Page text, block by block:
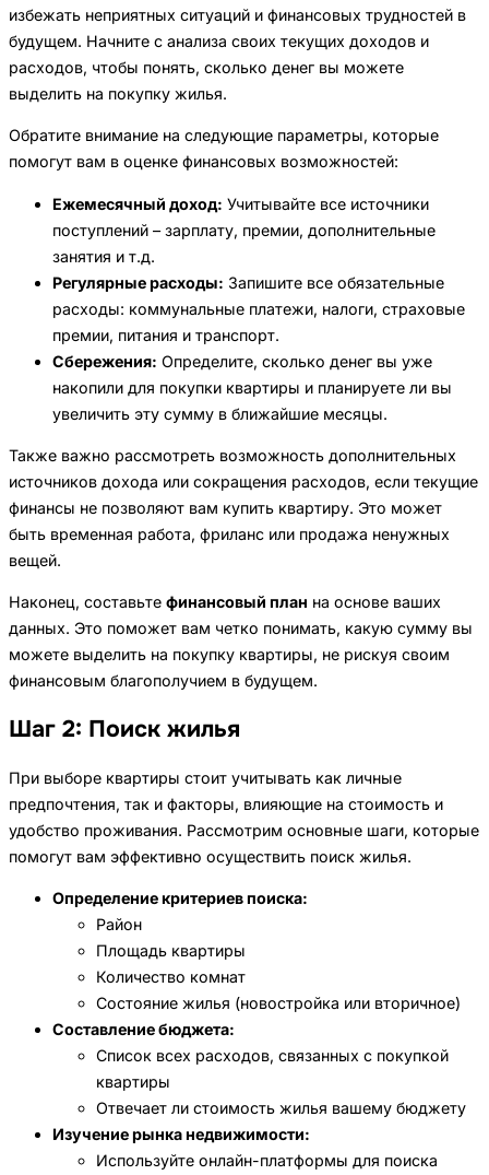
избежать неприятных ситуаций и финансовых трудностей в
будущем. Начните с анализа своих текущих доходов и
расходов, чтобы понять, сколько денег вы можете
выделить на покупку жилья.
Обратите внимание на следующие параметры, которые
помогут вам в оценке финансовых возможностей:
Ежемесячный доход: Учитывайте все источники
поступлений – зарплату, премии, дополнительные
занятия и т.д.
Регулярные расходы: Запишите все обязательные
расходы: коммунальные платежи, налоги, страховые
премии, питания и транспорт.
Сбережения: Определите, сколько денег вы уже
накопили для покупки квартиры и планируете ли вы
увеличить эту сумму в ближайшие месяцы.
Также важно рассмотреть возможность дополнительных
источников дохода или сокращения расходов, если текущие
финансы не позволяют вам купить квартиру. Это может
быть временная работа, фриланс или продажа ненужных
вещей.
Наконец, составьте финансовый план на основе ваших
данных. Это поможет вам четко понимать, какую сумму вы
можете выделить на покупку квартиры, не рискуя своим
финансовым благополучием в будущем.
Шаг 2: Поиск жилья
При выборе квартиры стоит учитывать как личные
предпочтения, так и факторы, влияющие на стоимость и
удобство проживания. Рассмотрим основные шаги, которые
помогут вам эффективно осуществить поиск жилья.
Определение критериев поиска:
Район
Площадь квартиры
Количество комнат
Состояние жилья (новостройка или вторичное)
Составление бюджета:
Список всех расходов, связанных с покупкой
квартиры
Отвечает ли стоимость жилья вашему бюджету
Изучение рынка недвижимости:
Используйте онлайн-платформы для поиска